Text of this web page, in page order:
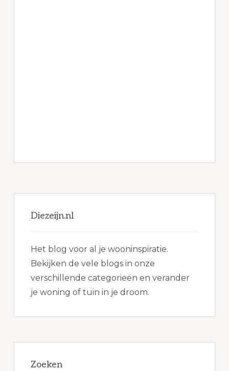
Sidebar
Diezeijn.nl
Het blog voor al je wooninspiratie.
Bekijken de vele blogs in onze
verschillende categorieën en verander
je woning of tuin in je droom.
Zoeken